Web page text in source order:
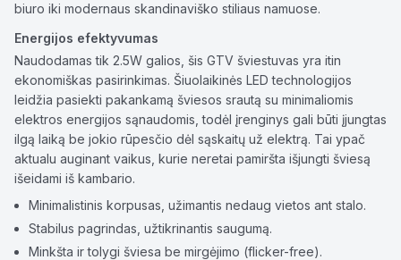
biuro iki modernaus skandinaviško stiliaus namuose.
Energijos efektyvumas
Naudodamas tik 2.5W galios, šis GTV šviestuvas yra itin
ekonomiškas pasirinkimas. Šiuolaikinės LED technologijos
leidžia pasiekti pakankamą šviesos srautą su minimaliomis
elektros energijos sąnaudomis, todėl įrenginys gali būti įjungtas
ilgą laiką be jokio rūpesčio dėl sąskaitų už elektrą. Tai ypač
aktualu auginant vaikus, kurie neretai pamiršta išjungti šviesą
išeidami iš kambario.
Minimalistinis korpusas, užimantis nedaug vietos ant stalo.
Stabilus pagrindas, užtikrinantis saugumą.
Minkšta ir tolygi šviesa be mirgėjimo (flicker-free).